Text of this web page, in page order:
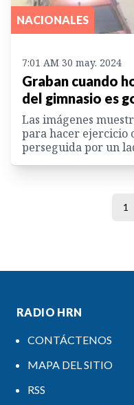
NACIONALES
7:01 AM 30 may. 2024
Graban cuando
del gimnasio es
Las imágenes
para hacer ejercicio
perseguida por un
1
RADIO HRN
CONTÁCTENOS
MAPA DEL SITIO
RSS